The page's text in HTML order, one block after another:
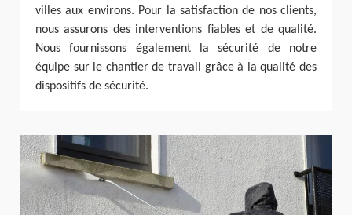
villes aux environs. Pour la satisfaction de nos clients,
nous assurons des interventions fiables et de qualité.
Nous fournissons également la sécurité de notre
équipe sur le chantier de travail grâce à la qualité des
dispositifs de sécurité.